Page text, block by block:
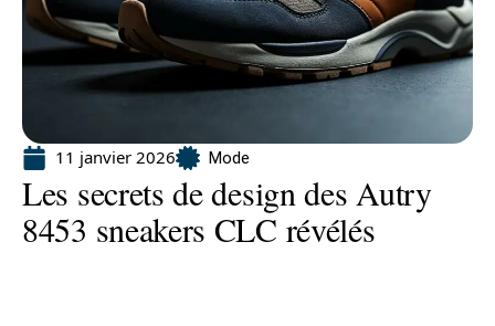
11 janvier 2026 Mode
Les secrets de design des Autry
8453 sneakers CLC révélés